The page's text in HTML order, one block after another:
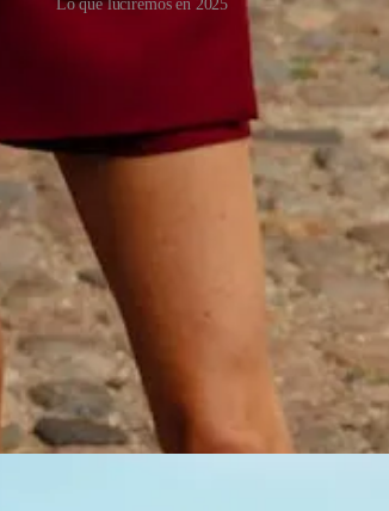
Lo que luciremos en 2025
DKNY, Donna Karan), me explica que, para
donde un error puede suponer que
también en la creación de los
manual en Photoshop para ajustar colores y
proceso creativo y comercial: desde los
de marketing. Este último es el campo de
les permite reducir costes. «Al final, la
ambientada en la nieve. «Para hacer una
fácil», añade.